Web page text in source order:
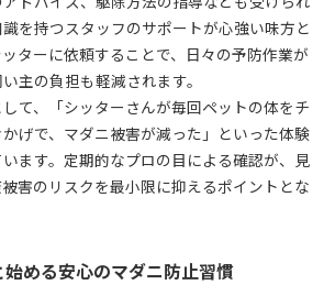
を持つスタッフのサポートが心強い味方と
ターに依頼することで、日々の予防作業が
主の負担も軽減されます。
て、「シッターさんが毎回ペットの体をチ
げで、マダニ被害が減った」といった体験
ます。定期的なプロの目による確認が、見
害のリスクを最小限に抑えるポイントとな
める安心のマダニ防止習慣